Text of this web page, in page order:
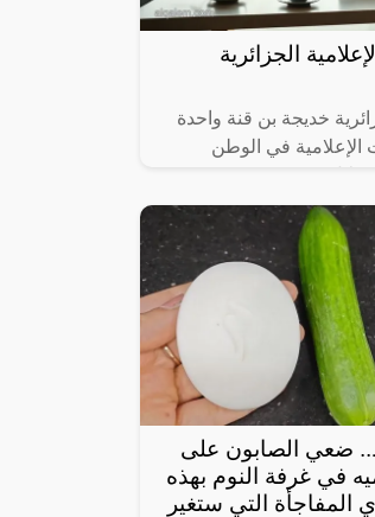
الجزائرية
خديجة بن قنة واحدة
في الوطن
الإعلامية
ضعي الصابون على
في غرفة النوم بهذه
المفاجأة التي ستغير